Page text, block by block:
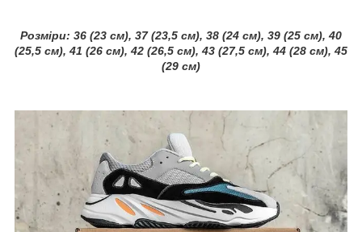
Розміри: 36 (23 см), 37 (23,5 см), 38 (24 см), 39 (25 см), 40
(25,5 см), 41 (26 см), 42 (26,5 см), 43 (27,5 см), 44 (28 см), 45
(29 см)